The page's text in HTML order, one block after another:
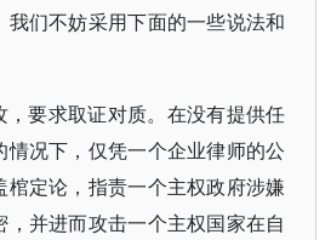
我们不妨采用下面的一些说法和
，要求取证对质。在没有提供任
况下，仅凭一个企业律师的公
定论，指责一个主权政府涉嫌
并进而攻击一个主权国家在自